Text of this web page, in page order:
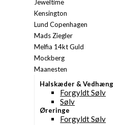
Jeweltime
Kensington
Lund Copenhagen
Mads Ziegler
Melfia 14kt Guld
Mockberg
Maanesten
Halskæder & Vedhæng
Forgyldt Sølv
Sølv
Øreringe
Forgyldt Sølv